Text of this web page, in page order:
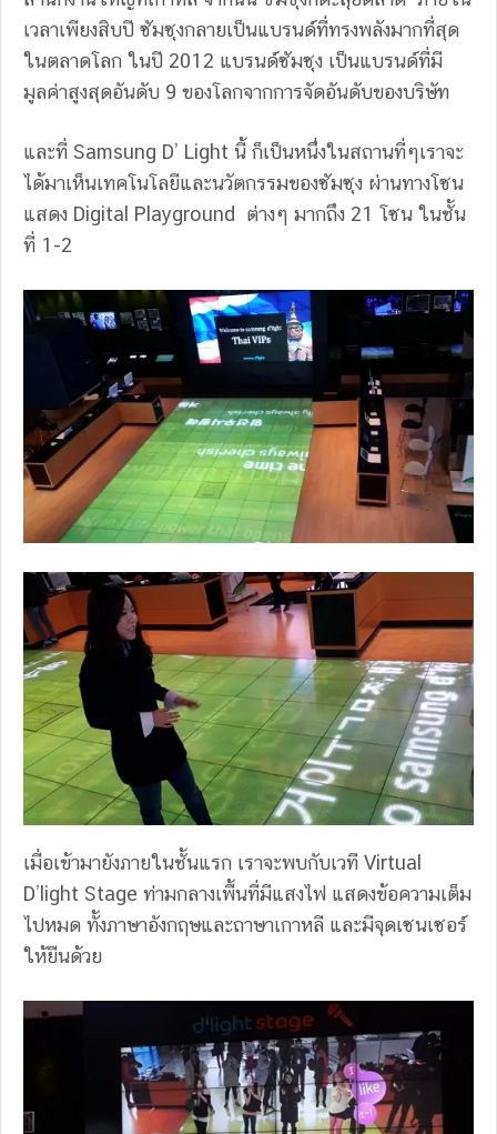
เวลาเพียงสิบปี ซัมซุงกลายเป็นแบรนด์ที่ทรงพลังมากที่สุด
ในตลาดโลก ในปี 2012 แบรนด์ซัมซุง เป็นแบรนด์ที่มี
มูลค่าสูงสุดอันดับ 9 ของโลกจากการจัดอันดับของบริษัท
และที่ Samsung D’ Light นี้ ก็เป็นหนึ่งในสถานที่ๆเราจะ
ได้มาเห็นเทคโนโลยีและนวัตกรรมของซัมซุง ผ่านทางโซน
แสดง Digital Playground ต่างๆ มากถึง 21 โซน ในชั้น
ที่ 1-2
เมื่อเข้ามายังภายในชั้นแรก เราจะพบกับเวที Virtual
D’light Stage ท่ามกลางเพื้นที่มีแสงไฟ แสดงข้อความเต็ม
ไปหมด ทั้งภาษาอังกฤษและถาษาเกาหลี และมีจุดเซนเซอร์
ให้ยืนด้วย